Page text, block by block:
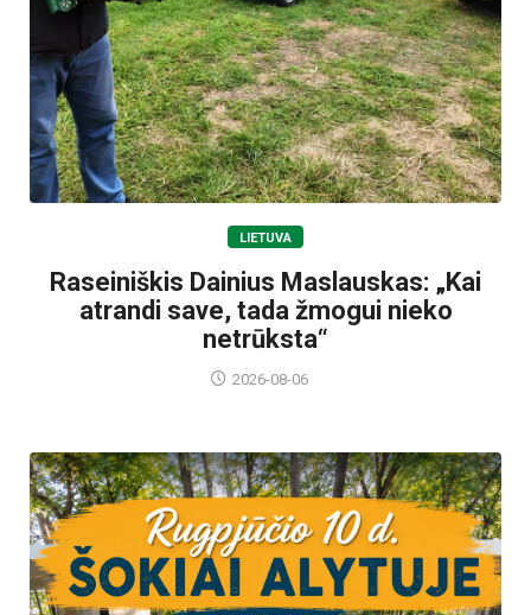
LIETUVA
Raseiniškis Dainius Maslauskas: „Kai
atrandi save, tada žmogui nieko
netrūksta“
2026-08-06